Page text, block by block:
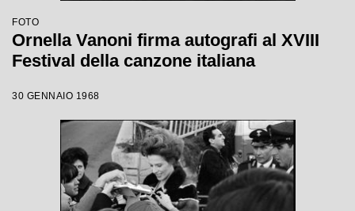
FOTO
Ornella Vanoni firma autografi al XVIII
Festival della canzone italiana
30 GENNAIO 1968